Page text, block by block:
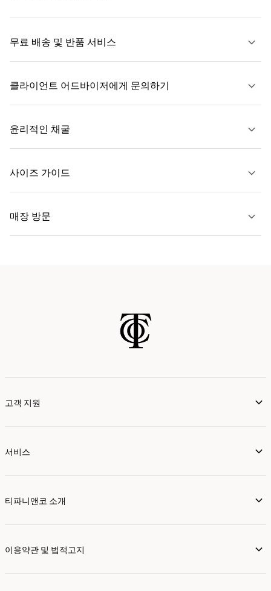
무료 배송 및 반품 서비스
자세히 보기
클라이언트 어드바이저에게 문의하기
윤리적인 채굴
사이즈 가이드
자세히 보기
매장 방문
고객 지원
서비스
티파니앤코 소개
이용약관 및 법적고지